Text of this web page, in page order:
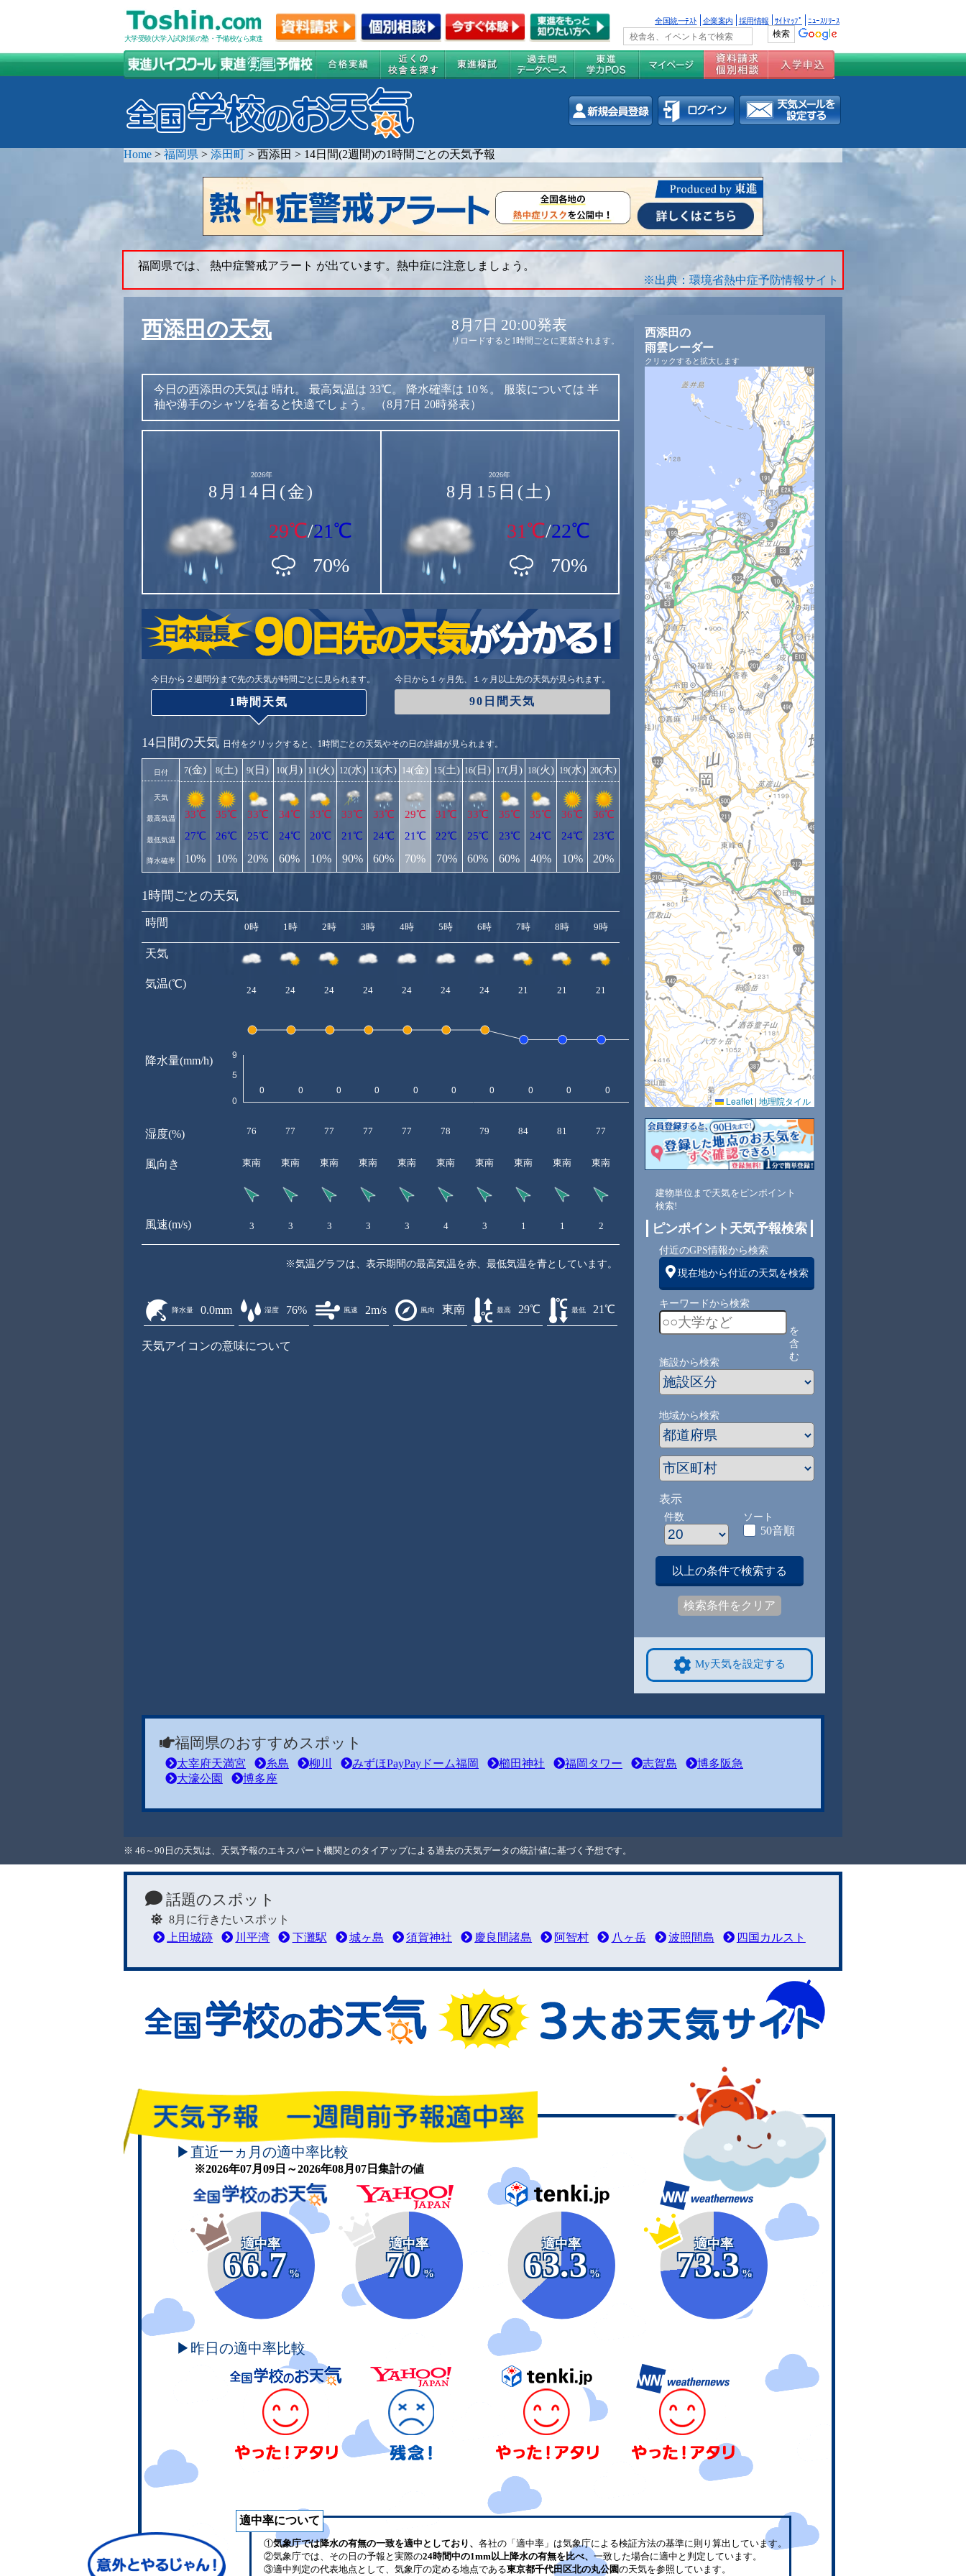
大学受験(大学入試)対策の塾・予備校なら東進
全国統一ﾃｽﾄ 企業案内 採用情報 ｻｲﾄﾏｯﾌﾟ ﾆｭｰｽﾘﾘｰｽ
Home > 福岡県 > 添田町 > 西添田 > 14日間(2週間)の1時間ごとの天気予報
福岡県では、 熱中症警戒アラート が出ています。熱中症に注意しましょう。
※出典：環境省熱中症予防情報サイト
西添田の天気 8月7日 20:00発表
リロードすると1時間ごとに更新されます。
今日の西添田の天気は 晴れ。 最高気温は 33℃。 降水確率は 10％。 服装については 半
袖や薄手のシャツを着ると快適でしょう。
（8月7日 20時発表）
2026年
8月14日(金)
29℃/21℃
70%
2026年
8月15日(土)
31℃/22℃
70%
今日から２週間分まで先の天気が時間ごとに見られます。
1時間天気
今日から１ヶ月先、１ヶ月以上先の天気が見られます。
90日間天気
14日間の天気 日付をクリックすると、1時間ごとの天気やその日の詳細が見られます。
日付
天気
最高気温
最低気温
降水確率
7(金)
33℃
27℃
10%
8(土)
35℃
26℃
10%
9(日)
33℃
25℃
20%
10(月)
34℃
24℃
60%
11(火)
33℃
20℃
10%
12(水)
33℃
21℃
90%
13(木)
33℃
24℃
60%
14(金)
29℃
21℃
70%
15(土)
31℃
22℃
70%
16(日)
33℃
25℃
60%
17(月)
35℃
23℃
60%
18(火)
35℃
24℃
40%
19(水)
36℃
24℃
10%
20(木)
36℃
23℃
20%
1時間ごとの天気
時間
天気
気温(℃)
降水量(mm/h)
湿度(%)
風向き
風速(m/s)
0時 1時 2時 3時 4時 5時 6時 7時 8時 9時 11時 12時 13時 14時
24 24 24 24 24 24 24 21 21 21 23 24 26 26
76 77 77 77 77 78 79 84 81 77 71 70 70 76
東南 東南 東南 東南 東南 東南 東南 東南 東南 東南 東南 東南 東南
3 3 3 3 3 4 3 1 1 2 2 3 3 3
※気温グラフは、表示期間の最高気温を赤、最低気温を青としています。
降水量 0.0mm 湿度 76% 風速 2m/s 風向 東南 最高 29℃ 最低 21℃
天気アイコンの意味について
西添田の
雨雲レーダー
クリックすると拡大します
Leaflet | 地理院タイル
建物単位まで天気をピンポイント
検索!
ピンポイント天気予報検索
付近のGPS情報から検索
現在地から付近の天気を検索
キーワードから検索
を
含
む
施設から検索
地域から検索
表示
件数 ソート
50音順
以上の条件で検索する
検索条件をクリア
My天気を設定する
福岡県のおすすめスポット
太宰府天満宮 糸島 柳川 みずほPayPayドーム福岡 櫛田神社 福岡タワー 志賀島
博多阪急
大濠公園
博多座
※ 46～90日の天気は、天気予報のエキスパート機関とのタイアップによる過去の天気データの統計値に基づく予想です。
話題のスポット
8月に行きたいスポット
上田城跡
川平湾 下灘駅 城ヶ島 須賀神社 慶良間諸島 阿智村 八ヶ岳 波照間島 四国カルスト
▶直近一ヵ月の適中率比較
※2026年07月09日～2026年08月07日集計の値
適中率
66.7
%
適中率
70
%
適中率
63.3
%
適中率
73.3
%
▶昨日の適中率比較
適中率について
①気象庁では降水の有無の一致を適中としており、 各社の「適中率」は気象庁による検証方法の基準に則り算出しています。
②気象庁では、その日の予報と実際の24時間中の1mm以上降水の有無を比べ、 一致した場合に適中と判定しています。
③適中判定の代表地点として、気象庁の定める地点である東京都千代田区北の丸公園の天気を参照しています。